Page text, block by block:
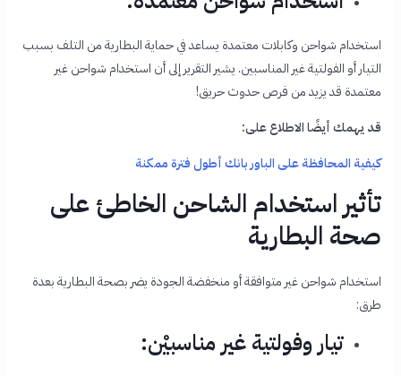
استخدام شواحن وكابلات معتمدة يساعد في حماية البطارية من التلف بسبب
التيار أو الفولتية غير المناسبين. يشير التقرير إلى أن استخدام شواحن غير
معتمدة قد يزيد من فرص حدوث حريق!
قد يهمك أيضًا الاطلاع على:
كيفية المحافظة على الباور بانك أطول فترة ممكنة
تأثير استخدام الشاحن الخاطئ على
صحة البطارية
استخدام شواحن غير متوافقة أو منخفضة الجودة يضر بصحة البطارية بعدة
طرق:
تيار وفولتية غير مناسبيْن: